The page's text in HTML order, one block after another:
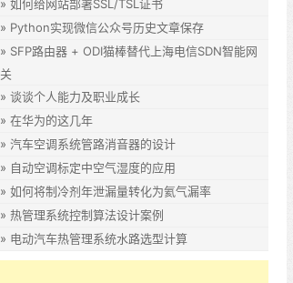
如何给网站部署SSL/TSL证书
Python实现微信公众号历史文章保存
SFP路由器 + ODI猫棒替代上海电信SDN智能网
关
谈谈个人能力及职业成长
在华为的这几年
汽车空调系统管路消音器的设计
自动空调标定中空气湿度的应用
如何将制冷剂年泄漏量转化为氦气漏率
热管理系统控制算法设计案例
电动汽车热管理系统水路选型计算